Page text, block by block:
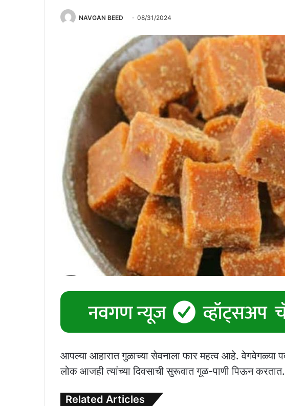
NAVGAN BEED 08/31/2024
आपल्या आहारात गुळाच्या सेवनाला फार महत्व आहे. वेगवेगळ्या
लोक आजही त्यांच्या दिवसाची सुरूवात गूळ-पाणी पिऊन करतात.
Related Articles